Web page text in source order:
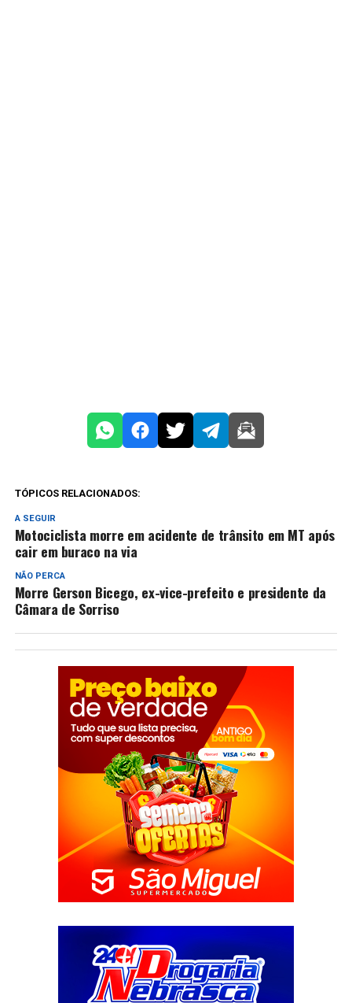
TÓPICOS RELACIONADOS:
A SEGUIR
Motociclista morre em acidente de trânsito em MT após
cair em buraco na via
NÃO PERCA
Morre Gerson Bicego, ex-vice-prefeito e presidente da
Câmara de Sorriso